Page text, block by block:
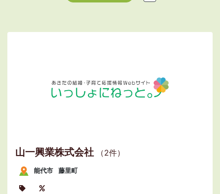
山一興業株式会社 （2件）
能代市 藤里町